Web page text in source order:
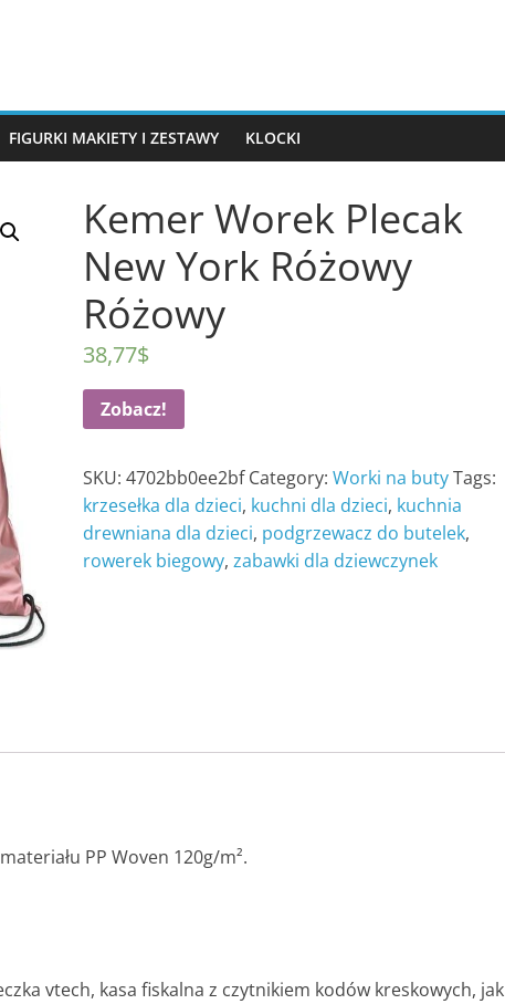
FIGURKI MAKIETY I ZESTAWY KLOCKI
Kemer Worek Plecak
New York Różowy
Różowy
38,77$
Zobacz!
SKU: 4702bb0ee2bf Category: Worki na butyTags:
krzesełka dla dzieci, kuchni dla dzieci, kuchnia
drewniana dla dzieci, podgrzewacz do butelek,
rowerek biegowy, zabawki dla dziewczynek
PP Woven 120g/m².
vtech, kasa fiskalna z czytnikiem kodów kreskowych, jak